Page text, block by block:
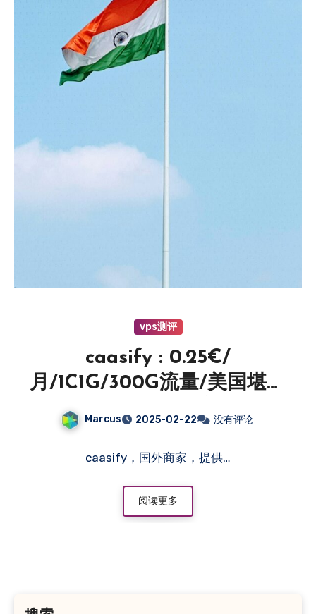
vps测评
caasify : 0.25€/
月/1C1G/300G流量/美国堪萨
斯/土耳其/荷兰/印度等/IPv6
Marcus 2025-02-22 没有评论
caasify，国外商家，提供…
阅读更多